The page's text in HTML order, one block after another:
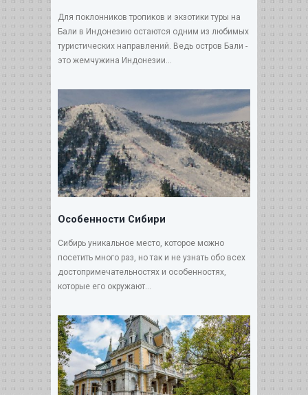
Для поклонников тропиков и экзотики туры на
Бали в Индонезию остаются одним из любимых
туристических направлений. Ведь остров Бали -
это жемчужина Индонезии...
Особенности Сибири
Сибирь уникальное место, которое можно
посетить много раз, но так и не узнать обо всех
достопримечательностях и особенностях,
которые его окружают...